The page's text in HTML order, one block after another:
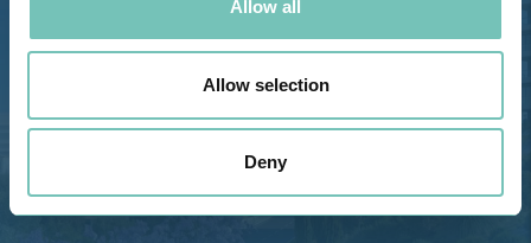
Allow all
Allow selection
Deny
Bota, 8500-322 Alvor - Portimão
GPS
Telefone: 282 420 400
Email: info@grupohpa.com